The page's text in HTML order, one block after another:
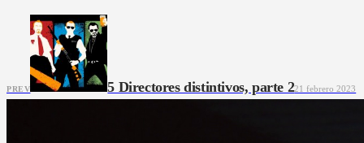
PREV 5 Directores distintivos, parte 221 febrero 2023